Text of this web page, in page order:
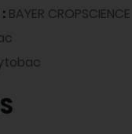
BAYER CROPSCIENCE